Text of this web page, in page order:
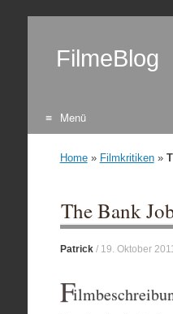
FilmeBlog
Menü
Home» Filmkritiken»
The Bank
Patrick/ 19. Oktober
F